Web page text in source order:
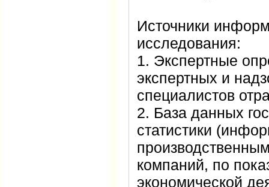
Источники
исследования:
1. Экспертные
экспертных и
специалистов
2. База данных
статистики
компаний, по
экономической